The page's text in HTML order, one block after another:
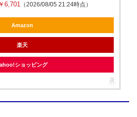
￥6,701 （2026/08/05 21:24時点）
Amazon
楽天
ショッピング